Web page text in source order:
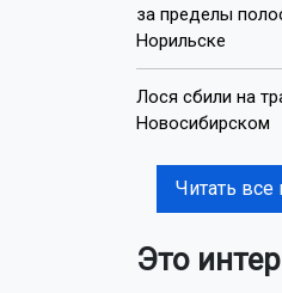
за пределы
Норильске
Лося сбили на
Новосибирском
Читать все
Это